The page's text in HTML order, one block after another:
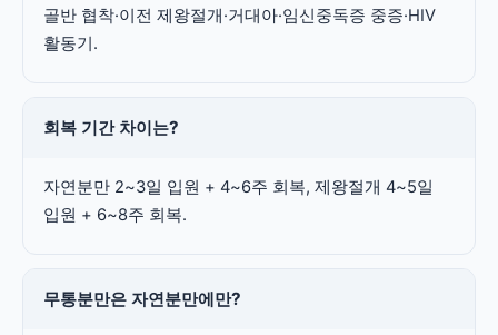
골반 협착·이전 제왕절개·거대아·임신중독증 중증·HIV
활동기.
회복 기간 차이는?
자연분만 2~3일 입원 + 4~6주 회복, 제왕절개 4~5일
입원 + 6~8주 회복.
무통분만은 자연분만에만?